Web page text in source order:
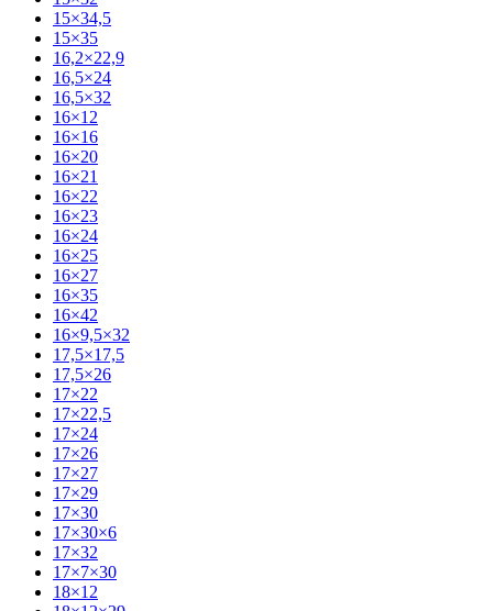
15×34,5
15×35
16,2×22,9
16,5×24
16,5×32
16×12
16×16
16×20
16×21
16×22
16×23
16×24
16×25
16×27
16×35
16×42
16×9,5×32
17,5×17,5
17,5×26
17×22
17×22,5
17×24
17×26
17×27
17×29
17×30
17×30×6
17×32
17×7×30
18×12